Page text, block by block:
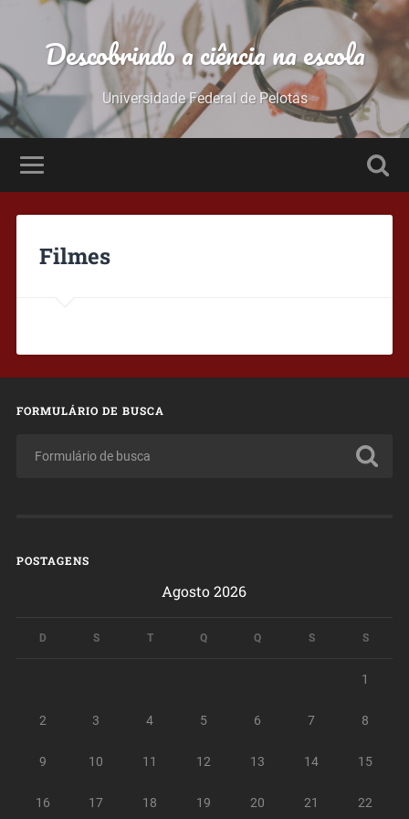
Descobrindo a ciência na escola
Universidade Federal de Pelotas
Filmes
FORMULÁRIO DE BUSCA
POSTAGENS
Agosto 2026
D S T Q Q S S
1
2 3 4 5 6 7 8
9 10 11 12 13 14 15
16 17 18 19 20 21 22